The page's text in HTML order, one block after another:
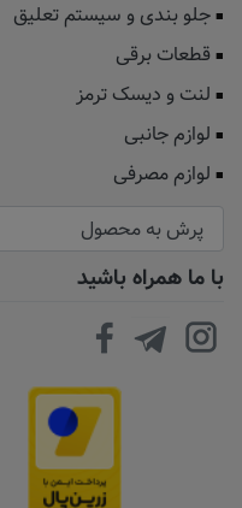
جلو بندی و سیستم تعلیق
قطعات برقی
لنت و دیسک ترمز
لوازم جانبی
لوازم مصرفی
با ما همراه باشید